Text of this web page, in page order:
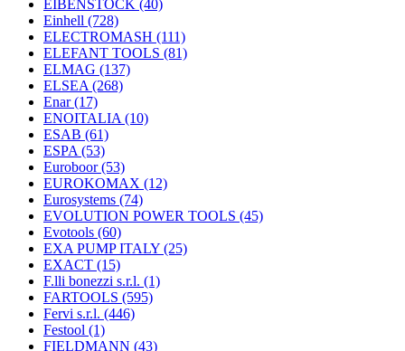
EIBENSTOCK (40)
Einhell (728)
ELECTROMASH (111)
ELEFANT TOOLS (81)
ELMAG (137)
ELSEA (268)
Enar(17)
ENOITALIA (10)
ESAB (61)
ESPA (53)
Euroboor(53)
EUROKOMAX (12)
Eurosystems (74)
EVOLUTION POWER TOOLS (45)
Evotools (60)
EXA PUMP ITALY (25)
EXACT (15)
F.lli bonezzi s.r.l. (1)
FARTOOLS (595)
Fervi s.r.l. (446)
Festool (1)
FIELDMANN (43)